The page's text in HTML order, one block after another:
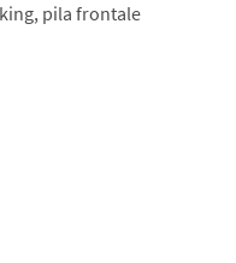
pila frontale